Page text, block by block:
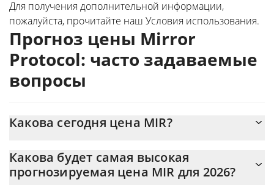
Для получения дополнительной информации,
пожалуйста, прочитайте наш Условия использования.
Прогноз цены Mirror
Protocol: часто задаваемые
вопросы
Какова сегодня цена MIR?
рыночной капитализацией $213 280
Какова будет самая высокая
прогнозируемая цена MIR для 2026?